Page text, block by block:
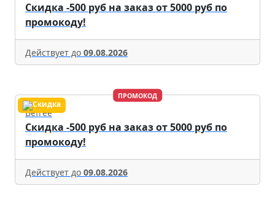
Скидка -500 руб на заказ от 5000 руб по
промокоду!
Действует до 09.08.2026
ПРОМОКОД
Befree
Скидка -500 руб на заказ от 5000 руб по
промокоду!
Действует до 09.08.2026